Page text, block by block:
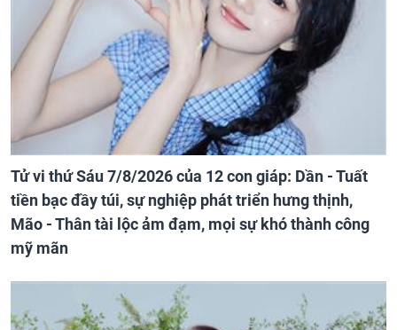
Tử vi thứ Sáu 7/8/2026 của 12 con giáp: Dần - Tuất
tiền bạc đầy túi, sự nghiệp phát triển hưng thịnh,
Mão - Thân tài lộc ảm đạm, mọi sự khó thành công
mỹ mãn